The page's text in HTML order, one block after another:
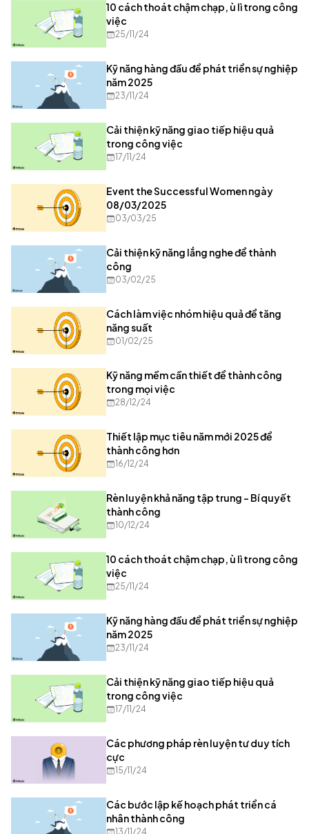
10 cách thoát chậm chạp, ù lì trong công
việc
25/11/24
Kỹ năng hàng đầu để phát triển sự nghiệp
năm 2025
23/11/24
Cải thiện kỹ năng giao tiếp hiệu quả
trong công việc
17/11/24
Event the Successful Women ngày
08/03/2025
03/03/25
Cải thiện kỹ năng lắng nghe để thành
công
03/02/25
Cách làm việc nhóm hiệu quả để tăng
năng suất
01/02/25
Kỹ năng mềm cần thiết để thành công
trong mọi việc
28/12/24
Thiết lập mục tiêu năm mới 2025 để
thành công hơn
16/12/24
Rèn luyện khả năng tập trung - Bí quyết
thành công
10/12/24
10 cách thoát chậm chạp, ù lì trong công
việc
25/11/24
Kỹ năng hàng đầu để phát triển sự nghiệp
năm 2025
23/11/24
Cải thiện kỹ năng giao tiếp hiệu quả
trong công việc
17/11/24
Các phương pháp rèn luyện tư duy tích
cực
15/11/24
Các bước lập kế hoạch phát triển cá
nhân thành công
13/11/24